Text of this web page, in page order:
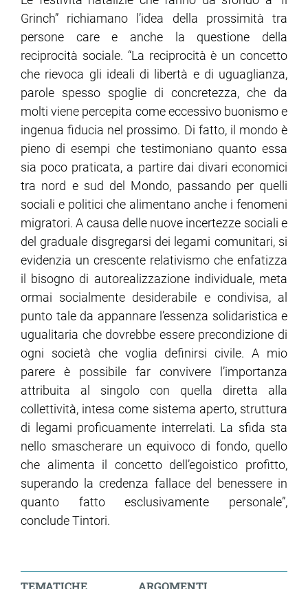
Grinch” richiamano l’idea della prossimità tra
persone care e anche la questione della
reciprocità sociale. “La reciprocità è un concetto
che rievoca gli ideali di libertà e di uguaglianza,
parole spesso spoglie di concretezza, che da
molti viene percepita come eccessivo buonismo e
ingenua fiducia nel prossimo. Di fatto, il mondo è
pieno di esempi che testimoniano quanto essa
sia poco praticata, a partire dai divari economici
tra nord e sud del Mondo, passando per quelli
sociali e politici che alimentano anche i fenomeni
migratori. A causa delle nuove incertezze sociali e
del graduale disgregarsi dei legami comunitari, si
evidenzia un crescente relativismo che enfatizza
il bisogno di autorealizzazione individuale, meta
ormai socialmente desiderabile e condivisa, al
punto tale da appannare l’essenza solidaristica e
ugualitaria che dovrebbe essere precondizione di
ogni società che voglia definirsi civile. A mio
parere è possibile far convivere l’importanza
attribuita al singolo con quella diretta alla
collettività, intesa come sistema aperto, struttura
di legami proficuamente interrelati. La sfida sta
nello smascherare un equivoco di fondo, quello
che alimenta il concetto dell’egoistico profitto,
superando la credenza fallace del benessere in
quanto fatto esclusivamente personale”,
conclude Tintori.
TEMATICHE ARGOMENTI